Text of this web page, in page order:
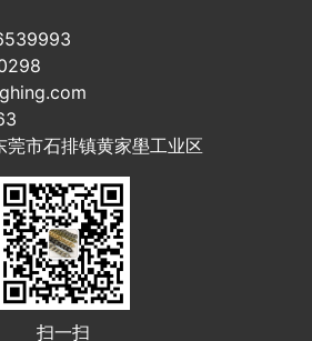
市石排镇黄家壆工业区
扫一扫